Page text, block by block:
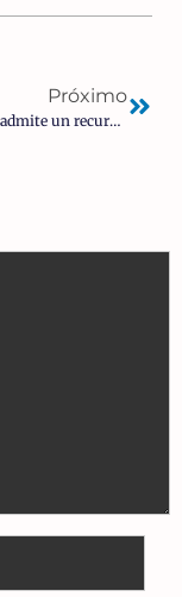
Próximo
El Supremo admite un recurso contra el decreto de estado de alarma